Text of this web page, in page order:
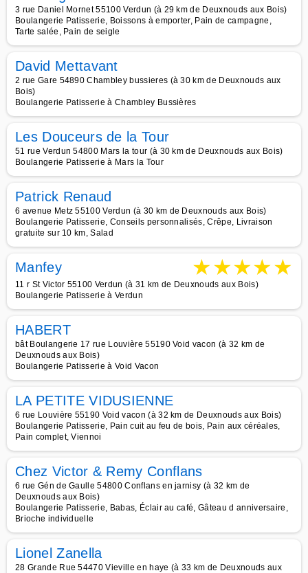
3 rue Daniel Mornet 55100 Verdun (à 29 km de Deuxnouds aux Bois)
Boulangerie Patisserie, Boissons à emporter, Pain de campagne,
Tarte salée, Pain de seigle
David Mettavant
2 rue Gare 54890 Chambley bussieres (à 30 km de Deuxnouds aux
Bois)
Boulangerie Patisserie à Chambley Bussières
Les Douceurs de la Tour
51 rue Verdun 54800 Mars la tour (à 30 km de Deuxnouds aux Bois)
Boulangerie Patisserie à Mars la Tour
Patrick Renaud
6 avenue Metz 55100 Verdun (à 30 km de Deuxnouds aux Bois)
Boulangerie Patisserie, Conseils personnalisés, Crêpe, Livraison
gratuite sur 10 km, Salad
Manfey ★★★★★
11 r St Victor 55100 Verdun (à 31 km de Deuxnouds aux Bois)
Boulangerie Patisserie à Verdun
HABERT
bât Boulangerie 17 rue Louvière 55190 Void vacon (à 32 km de
Deuxnouds aux Bois)
Boulangerie Patisserie à Void Vacon
LA PETITE VIDUSIENNE
6 rue Louvière 55190 Void vacon (à 32 km de Deuxnouds aux Bois)
Boulangerie Patisserie, Pain cuit au feu de bois, Pain aux céréales,
Pain complet, Viennoi
Chez Victor & Remy Conflans
6 rue Gén de Gaulle 54800 Conflans en jarnisy (à 32 km de
Deuxnouds aux Bois)
Boulangerie Patisserie, Babas, Éclair au café, Gâteau d anniversaire,
Brioche individuelle
Lionel Zanella
28 Grande Rue 54470 Vieville en haye (à 33 km de Deuxnouds aux